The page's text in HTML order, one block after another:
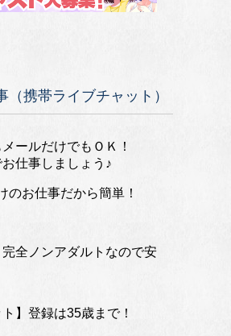
（携帯ライブチャット）
ールだけでもＯＫ！
仕事しましょう♪
のお仕事だから簡単！
完全ノンアダルトなので安
】登録は35歳まで！